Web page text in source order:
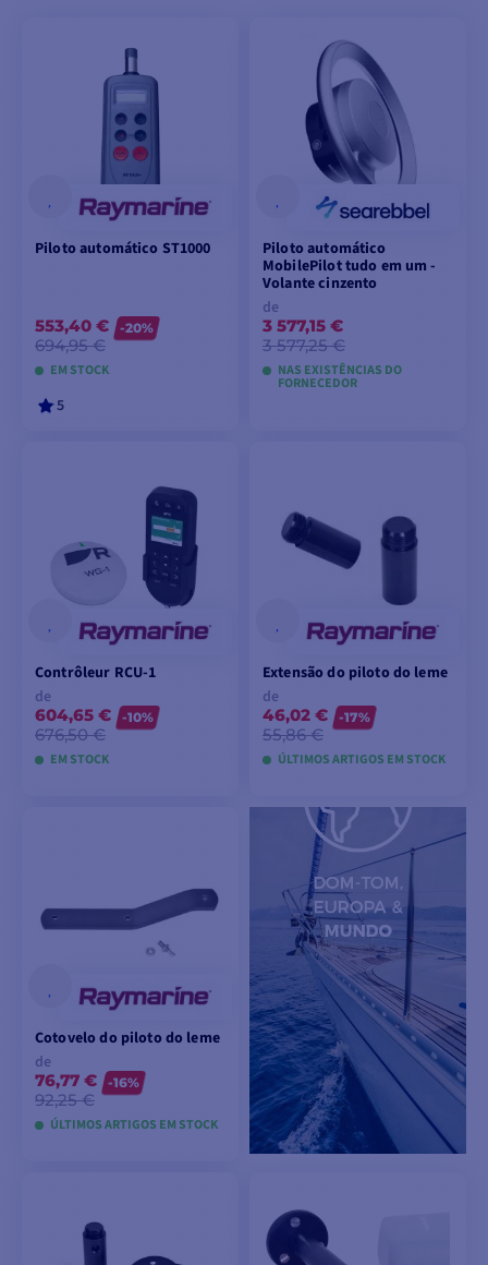
Piloto automático ST1000
553,40 €
694,95 €
-20%
EM STOCK
5
CARRINHO
Piloto automático
MobilePilot tudo em um -
Volante cinzento
de
3 577,15 €
3 577,25 €
NAS EXISTÊNCIAS DO
FORNECEDOR
Contrôleur RCU-1
de
604,65 €
676,50 €
-10%
EM STOCK
Extensão do piloto do leme
de
46,02 €
55,86 €
-17%
ÚLTIMOS ARTIGOS EM STOCK
VER MODELOS
Cotovelo do piloto do leme
de
76,77 €
92,25 €
-16%
ÚLTIMOS ARTIGOS EM STOCK